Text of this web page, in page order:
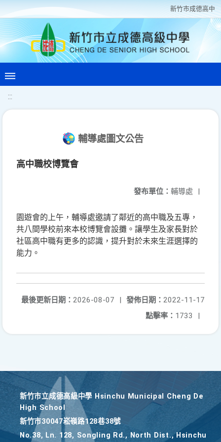
新竹巿成德高中
:::
輔導處圖文公告
高中職校博覽會
發布單位： 輔導處 |
園遊會的上午，輔導處邀請了鄰近的高中職及五專，
共八間學校前來本校博覽會設攤。讓學生及家長對於
社區高中職有更多的認識，提升對於未來生涯選擇的
能力。
發佈日期： 2022-11-17
最後更新日期： 2026-08-07
|
點擊率： 1733 |
新竹巿立成德高級中學 Hsinchu Municipal Cheng De
High School
新竹巿30047崧嶺路128巷38號
No.38, Ln. 128, Songling Rd., North Dist., Hsinchu